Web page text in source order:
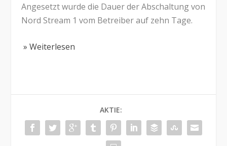
Angesetzt wurde die Dauer der Abschaltung von
Nord Stream 1 vom Betreiber auf zehn Tage.
» Weiterlesen
AKTIE: